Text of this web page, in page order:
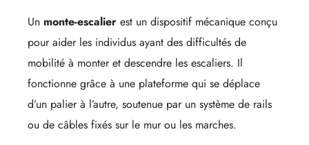
Un monte-escalier est un dispositif mécanique conçu
pour aider les individus ayant des difficultés de
mobilité à monter et descendre les escaliers. Il
fonctionne grâce à une plateforme qui se déplace
d’un palier à l’autre, soutenue par un système de rails
ou de câbles fixés sur le mur ou les marches.